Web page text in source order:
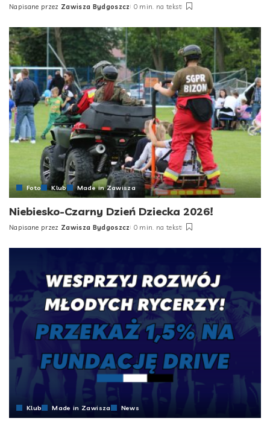
Posted
Napisane przez Zawisza Bydgoszcz 0 min. na tekst
Foto Klub Made in Zawisza
Niebiesko-Czarny Dzień Dziecka 2026!
Posted
Napisane przez Zawisza Bydgoszcz 0 min. na tekst
Klub Made in Zawisza News